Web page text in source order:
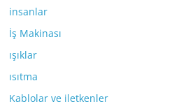
insanlar
İş Makinası
ışıklar
ısıtma
Kablolar ve iletkenler